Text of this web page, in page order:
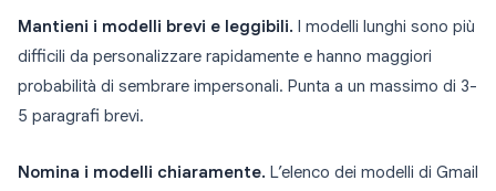
Mantieni i modelli brevi e leggibili. I modelli lunghi sono più
difficili da personalizzare rapidamente e hanno maggiori
probabilità di sembrare impersonali. Punta a un massimo di 3-
5 paragrafi brevi.
Nomina i modelli chiaramente. L’elenco dei modelli di Gmail